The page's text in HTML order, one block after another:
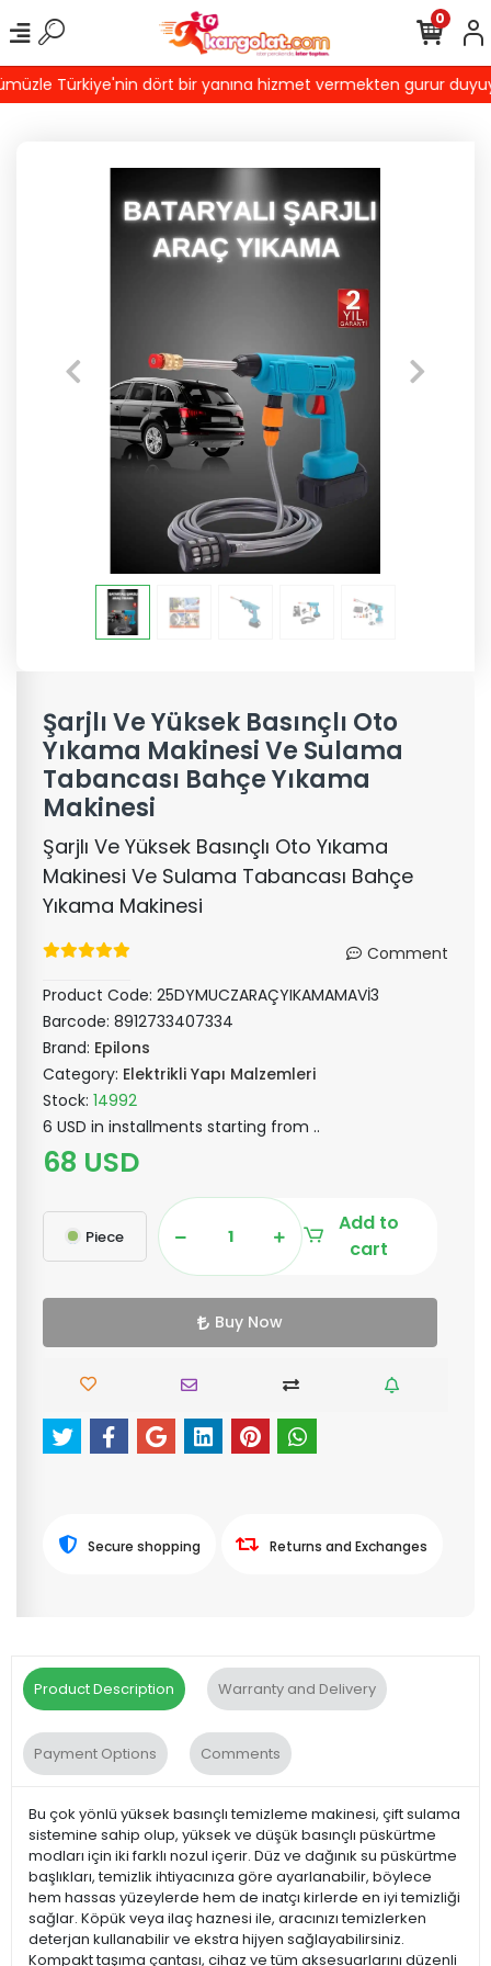
Türkiye'nin dört bir yanına hizmet vermekten gurur
0
Şarjlı Ve Yüksek Basınçlı Oto
Yıkama Makinesi Ve Sulama
Tabancası Bahçe Yıkama
Makinesi
Şarjlı Ve Yüksek Basınçlı Oto Yıkama
Makinesi Ve Sulama Tabancası Bahçe
Yıkama Makinesi
Comment
Product Code: 25DYMUCZARAÇYIKAMAMAVİ3
Barcode: 8912733407334
Brand: Epilons
Category: Elektrikli Yapı Malzemleri
Stock: 14992
6 USD in installments starting from ..
68 USD
Piece
Add to
cart
Buy Now
Secure shopping Returns and Exchanges
Product Description Warranty and Delivery
Payment Options Comments
Bu çok yönlü yüksek basınçlı temizleme makinesi, çift sulama
sistemine sahip olup, yüksek ve düşük basınçlı püskürtme
modları için iki farklı nozul içerir. Düz ve dağınık su püskürtme
başlıkları, temizlik ihtiyacınıza göre ayarlanabilir, böylece
hem hassas yüzeylerde hem de inatçı kirlerde en iyi temizliği
sağlar. Köpük veya ilaç haznesi ile, aracınızı temizlerken
deterjan kullanabilir ve ekstra hijyen sağlayabilirsiniz.
Kompakt taşıma çantası, cihaz ve tüm aksesuarlarını düzenli